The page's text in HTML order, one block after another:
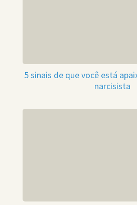
5 sinais de que você está
narcisista